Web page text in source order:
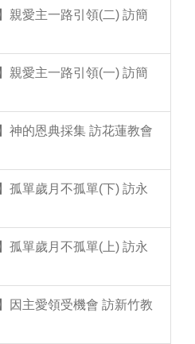
親愛主一路引領(二) 訪簡
親愛主一路引領(一) 訪簡
神的恩典採集 訪花蓮教會
孤單歲月不孤單(下) 訪永
孤單歲月不孤單(上) 訪永
因主愛領受機會 訪新竹教